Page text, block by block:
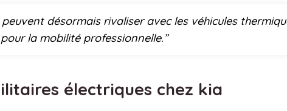
désormais rivaliser avec les véhicules
la mobilité professionnelle.”
électriques chez kia